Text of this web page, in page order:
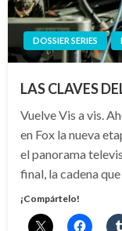
DOSSIER SERIES
LAS CLAVES
Vuelve Vis a vis.
en Fox la nueva
el panorama
final, la cadena
¡Compártelo!